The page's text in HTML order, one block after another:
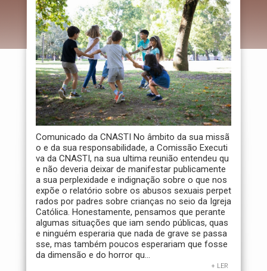
Comunicado da CNASTI No âmbito da sua missã
o e da sua responsabilidade, a Comissão Executi
va da CNASTI, na sua ultima reunião entendeu qu
e não deveria deixar de manifestar publicamente
a sua perplexidade e indignação sobre o que nos
expõe o relatório sobre os abusos sexuais perpet
rados por padres sobre crianças no seio da Igreja
Católica. Honestamente, pensamos que perante
algumas situações que iam sendo públicas, quas
e ninguém esperaria que nada de grave se passa
sse, mas também poucos esperariam que fosse
da dimensão e do horror qu...
+ LER